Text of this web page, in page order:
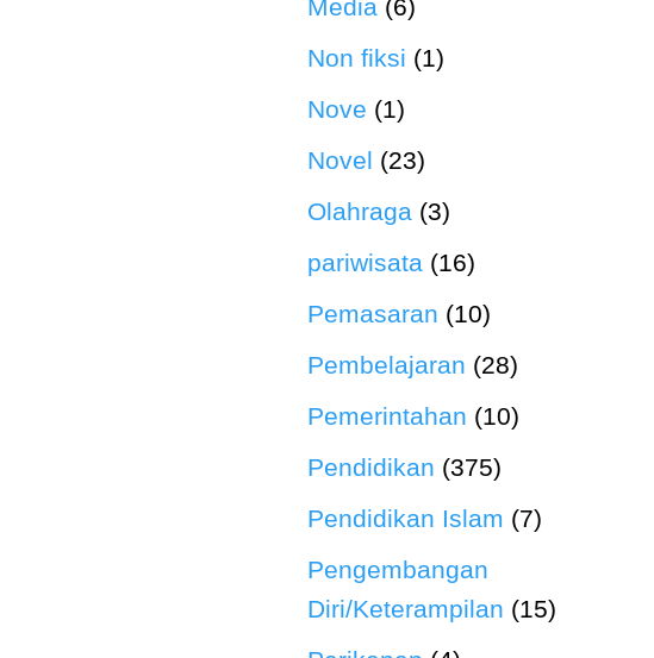
Media (6)
Non fiksi (1)
Nove (1)
Novel (23)
Olahraga (3)
pariwisata (16)
Pemasaran (10)
Pembelajaran (28)
Pemerintahan (10)
Pendidikan (375)
Pendidikan Islam (7)
Pengembangan
Diri/Keterampilan (15)